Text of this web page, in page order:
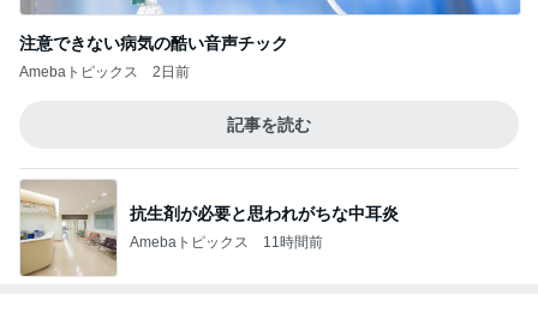
注意できない病気の酷い音声チック
Amebaトピックス 2日前
記事を読む
抗生剤が必要と思われがちな中耳炎
Amebaトピックス 11時間前